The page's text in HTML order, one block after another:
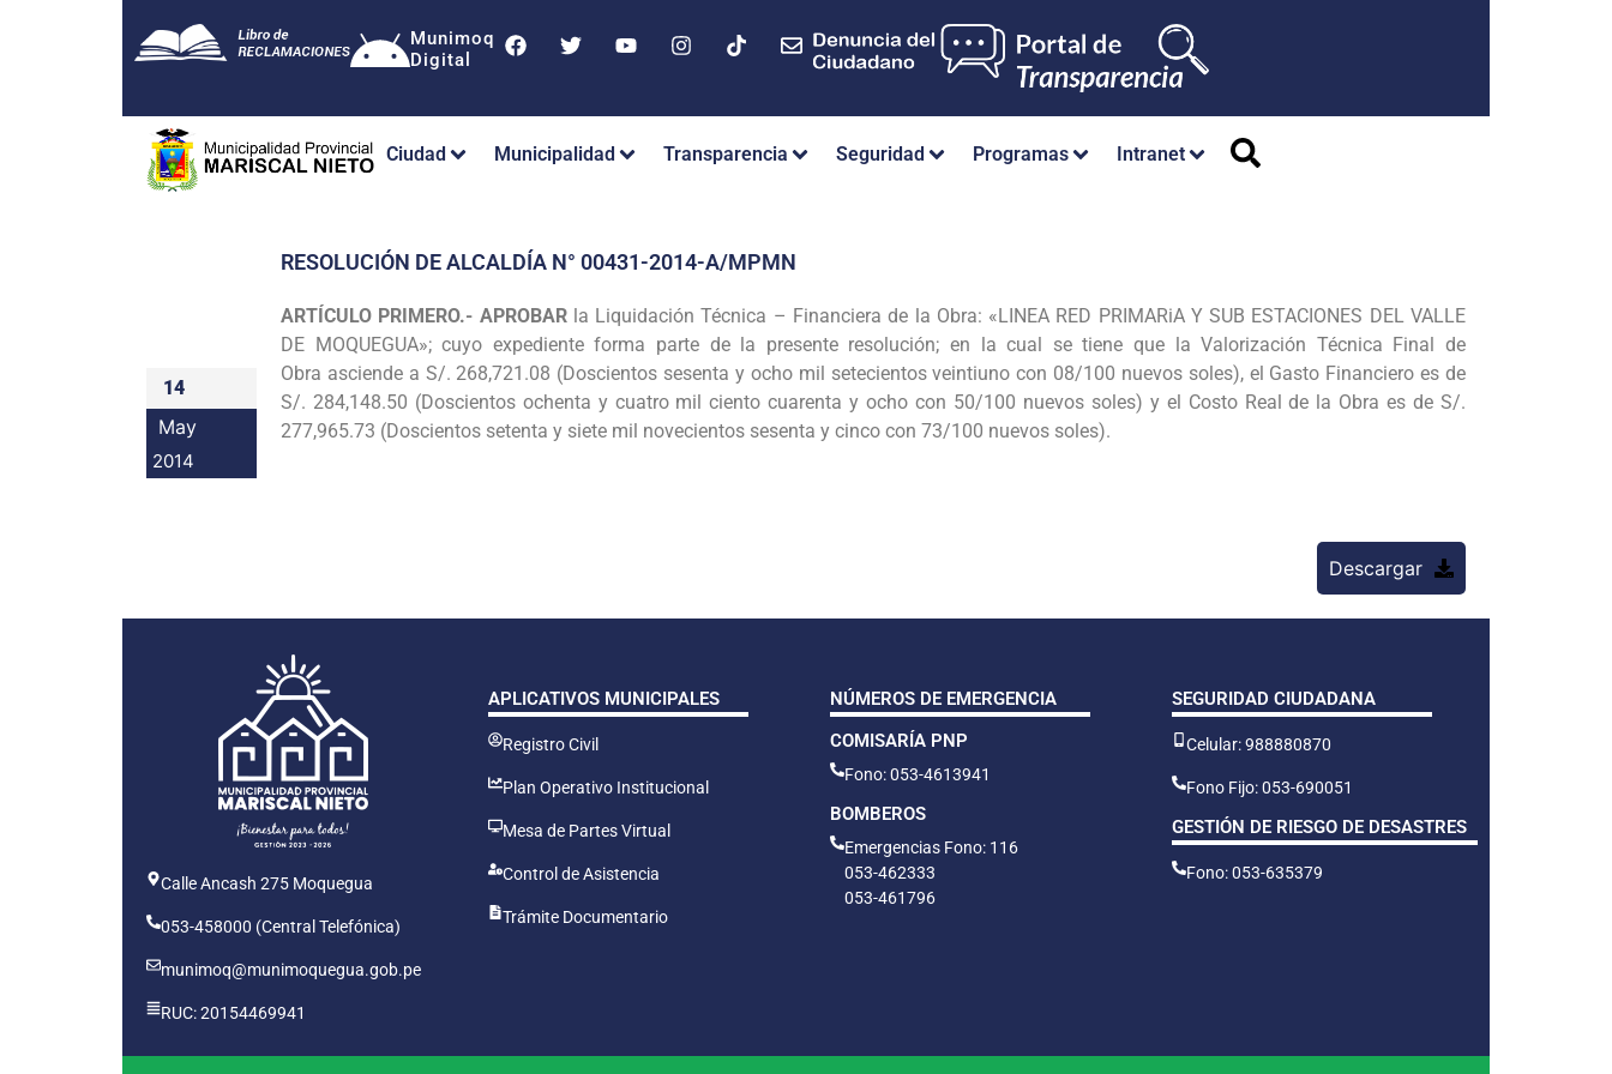
Munimoq
Digital
Ciudad Municipalidad Transparencia Seguridad Programas Intranet
14
May
2014
RESOLUCIÓN DE ALCALDÍA N° 00431-2014-A/MPMN
ARTÍCULO PRIMERO.- APROBARla Liquidación Técnica – Financiera de la Obra: «LINEA RED PRIMARiA Y SUB ESTACIONES DEL VALLE
DE MOQUEGUA»; cuyo expedienteforma parte de la presente resolución; en la cual se tiene que la Valorización Técnica Final de
Obra asciende a S/. 268,721.08 (Doscientos sesenta y ocho mil setecientos veintiuno con 08/100 nuevos soles), el Gasto Financiero es de
S/. 284,148.50 (Doscientos ochenta y cuatro mil ciento cuarenta y ochocon 50/100 nuevos soles) y el Costo Real de la Obra es de S/.
277,965.73 (Doscientos setenta y siete mil novecientos sesenta y cinco con 73/100 nuevos soles).
Descargar
Calle Ancash 275 Moquegua
053-458000 (Central Telefónica)
munimoq@munimoquegua.gob.pe
RUC: 20154469941
APLICATIVOS MUNICIPALES
Registro Civil
Plan Operativo Institucional
Mesa de Partes Virtual
Control de Asistencia
Trámite Documentario
NÚMEROS DE EMERGENCIA
COMISARÍA PNP
Fono: 053-4613941
BOMBEROS
Emergencias Fono: 116
053-462333
053-461796
SEGURIDAD CIUDADANA
Celular: 988880870
Fono Fijo: 053-690051
GESTIÓN DE RIESGO DE DESASTRES
Fono: 053-635379